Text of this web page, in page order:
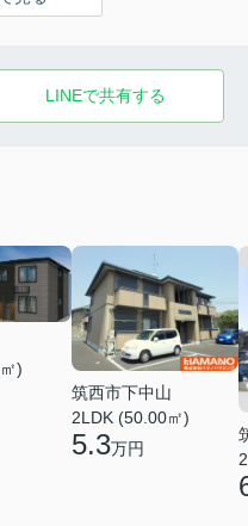
LINEで共有する
)
筑西市下中山
2LDK (50.00㎡)
5.3万円